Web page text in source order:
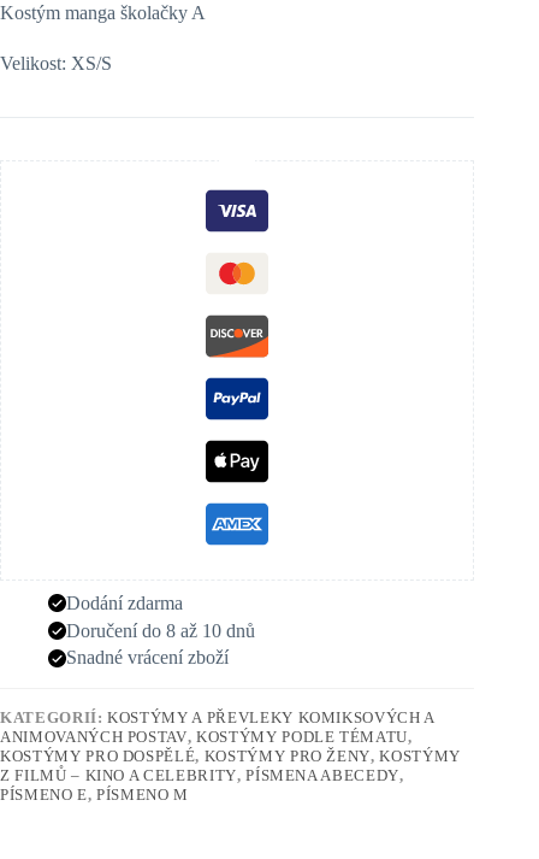
Kostým manga školačky A
Velikost: XS/S
Dodání zdarma
Doručení do 8 až 10 dnů
Snadné vrácení zboží
KATEGORIÍ:KOSTÝMY A PŘEVLEKY KOMIKSOVÝCH A
ANIMOVANÝCH POSTAV,KOSTÝMY PODLE TÉMATU,
KOSTÝMY PRO DOSPĚLÉ, KOSTÝMY PRO ŽENY,KOSTÝMY
Z FILMŮ – KINO A CELEBRITY,PÍSMENA ABECEDY,
PÍSMENO E,PÍSMENO M